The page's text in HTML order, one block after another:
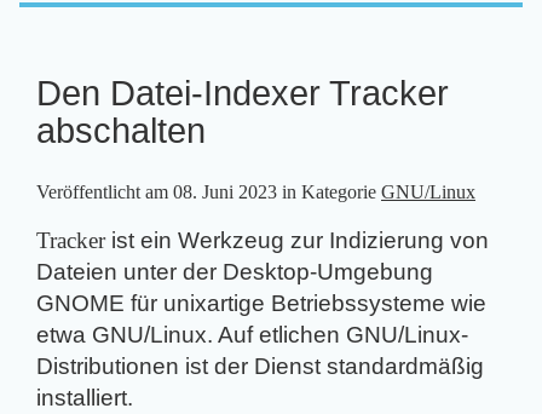
Den Datei-Indexer Tracker
abschalten
Veröffentlicht am 08. Juni 2023 in Kategorie GNU/Linux
Trackerist ein Werkzeug zur Indizierung von
Dateien unter der Desktop-Umgebung
GNOME für unixartige Betriebssysteme wie
etwa GNU/Linux. Auf etlichen GNU/Linux-
Distributionen ist der Dienst standardmäßig
installiert.